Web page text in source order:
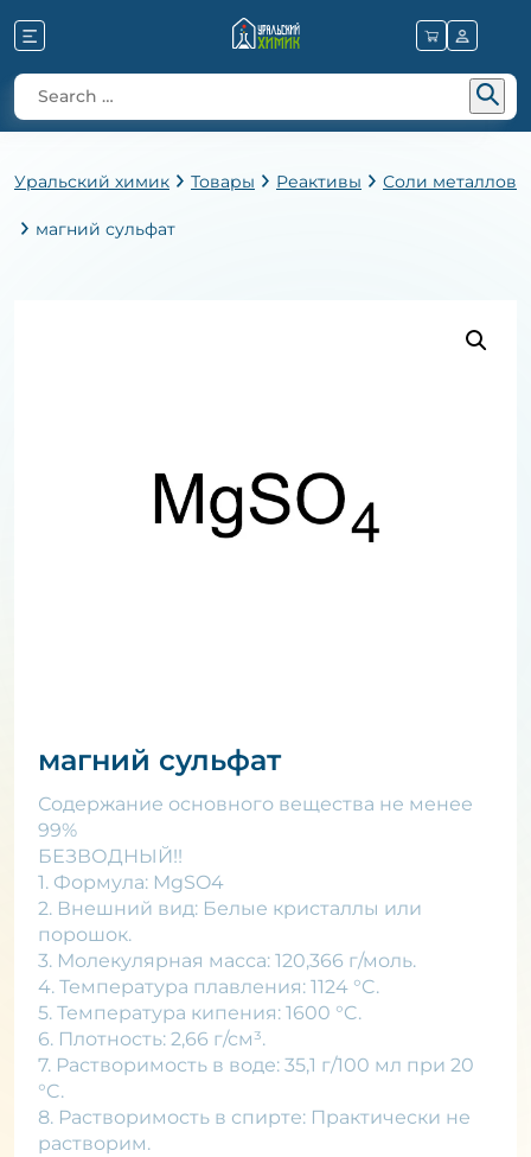
Уральский химик Товары Реактивы Соли металлов
магний сульфат
магний сульфат
Содержание основного вещества не менее
99%
БЕЗВОДНЫЙ!!
1. Формула: MgSO4
2. Внешний вид: Белые кристаллы или
порошок.
3. Молекулярная масса: 120,366 г/моль.
4. Температура плавления: 1124 °C.
5. Температура кипения: 1600 °C.
6. Плотность: 2,66 г/см³.
7. Растворимость в воде: 35,1 г/100 мл при 20
°C.
8. Растворимость в спирте: Практически не
растворим.